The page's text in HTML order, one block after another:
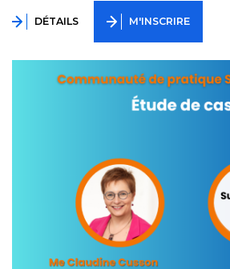
DÉTAILS M'INSCRIRE